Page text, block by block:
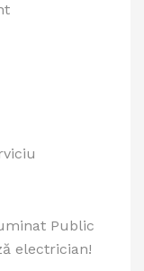
Public
electrician!